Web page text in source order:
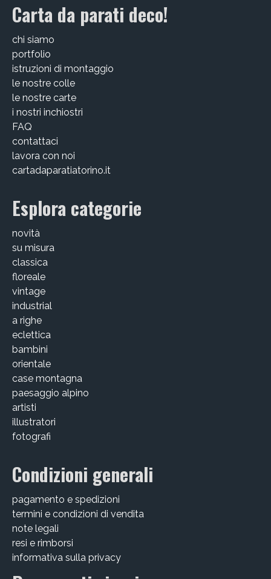
Carta da parati deco!
chi siamo
portfolio
istruzioni di montaggio
le nostre colle
le nostre carte
i nostri inchiostri
FAQ
contattaci
lavora con noi
cartadaparatiatorino.it
Esplora categorie
novità
su misura
classica
floreale
vintage
industrial
a righe
eclettica
bambini
orientale
case montagna
paesaggio alpino
artisti
illustratori
fotografi
Condizioni generali
pagamento e spedizioni
termini e condizioni di vendita
note legali
resi e rimborsi
informativa sulla privacy